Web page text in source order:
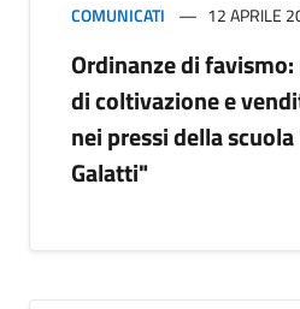
COMUNICATI 12 APRILE
Ordinanze di
di coltivazione e
nei pressi della
Galatti"